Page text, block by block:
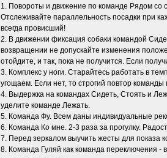
1. Повороты и движение по команде Рядом со
Отслеживайте параллельность посадки при
всегда провисший!
2. В движении фиксация собаки командой
возвращении не допускайте изменения
отойдите, и так, пока не получится. Если
3. Комплекс у ноги. Старайтесь работать в
угощаем. Если нет, то строгий повтор
4. Выдержка на командах Сидеть, Стоять и
уделите команде Лежать.
5. Команда Фу. Всем даны индивидуальные
6. Команда Ко мне. 2-3 раза за прогулку.
7. Перед зеркалом выучить жесты для показа
8. Команда Гуляй как команда переключения -